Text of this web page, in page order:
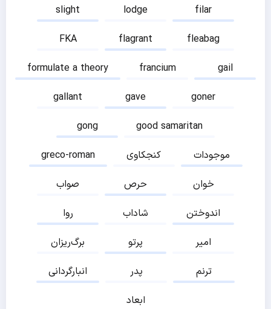
slight lodge
filar
FKA
flagrant
fleabag
formulate a theory
francium
gail
gallant
gave
goner
gong
good samaritan
greco-roman
کنجکاوی
موجودات
صواب
حرص
خوان
روا
شاداب
اندوختن
برگ‌ریزان
پرتو
امیر
انبارگردانی
پدر
ترنم
ابعاد